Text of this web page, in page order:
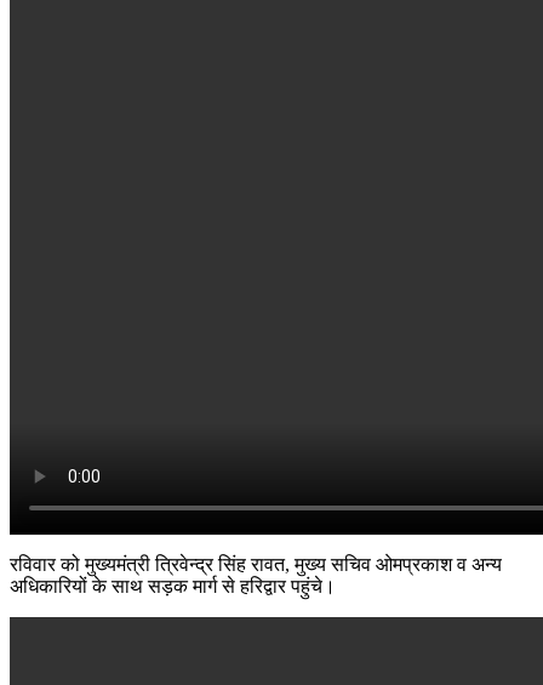
रविवार को मुख्यमंत्री त्रिवेन्द्र सिंह रावत, मुख्य सचिव ओमप्रकाश व अन्य
अधिकारियों के साथ सड़क मार्ग से हरिद्वार पहुंचे।